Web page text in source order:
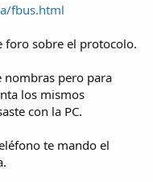
fbus.html
foro sobre el protocolo.
nombras pero para
los mismos
con la PC.
te mando el